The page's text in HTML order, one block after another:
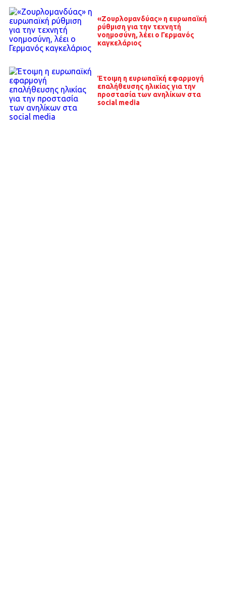
«Ζουρλομανδύας» η ευρωπαϊκή
ρύθμιση για την τεχνητή
νοημοσύνη, λέει ο Γερμανός
καγκελάριος
Έτοιμη η ευρωπαϊκή εφαρμογή
επαλήθευσης ηλικίας για την
προστασία των ανηλίκων στα
social media